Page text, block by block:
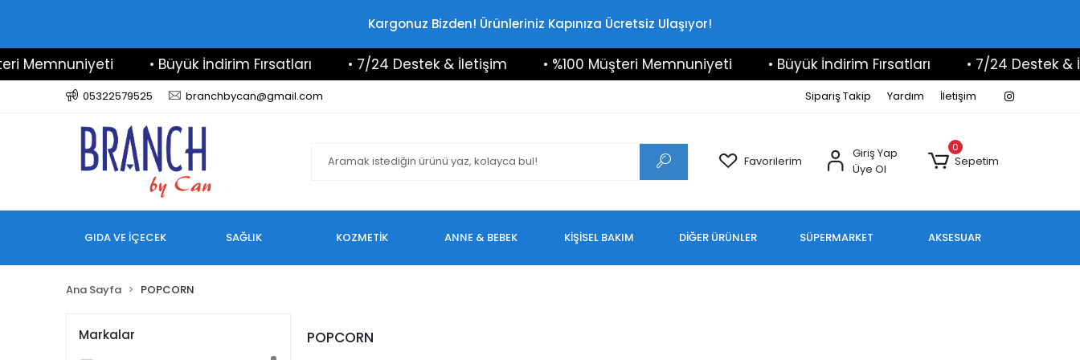
Kargonuz Bizden! Ürünleriniz Kapınıza Ücretsiz Ulaşıyor!
Memnuniyeti • Büyük İndirim Fırsatları • 7/24 Destek & İletişim • %100 Müşteri Memnuniyeti • Büyük İndirim Fırsatları • 7/24 Destek &
05322579525 branchbycan@gmail.com Sipariş Takip Yardım İletişim
Favorilerim
Giriş Yap
Üye Ol
0
Sepetim
GIDA VE İÇECEK SAĞLIK KOZMETİK ANNE & BEBEK KİŞİSEL BAKIM DİĞER ÜRÜNLER SÜPERMARKET AKSESUAR
Ana Sayfa POPCORN
Markalar POPCORN